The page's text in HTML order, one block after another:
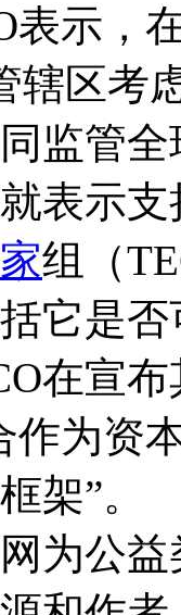
表示，
辖区考
监管
表示
组（
它是
在宣
作为资
架”。
网为公